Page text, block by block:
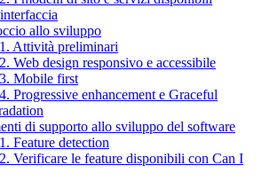
allo sviluppo
Attività preliminari
Web design responsivo e accessibile
Mobile first
Progressive enhancement e Graceful
di supporto allo sviluppo del software
Feature detection
Verificare le feature disponibili con Can I